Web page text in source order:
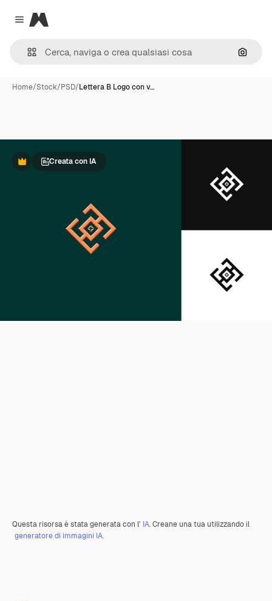
Close menu
Magnific
Cerca
Home/Stock/PSD/Lettera B Logo con v…
PremiumCreata con IA
Questa risorsa è stata generata con l' IA. Creane una tua utilizzando il
generatore di immagini IA.